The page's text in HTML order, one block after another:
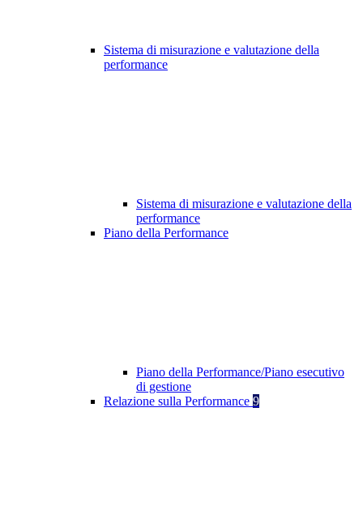
Sistema di misurazione e valutazione della
performance
Sistema di misurazione e valutazione della
performance
Piano della Performance
Piano della Performance/Piano esecutivo
di gestione
Relazione sulla Performance 9